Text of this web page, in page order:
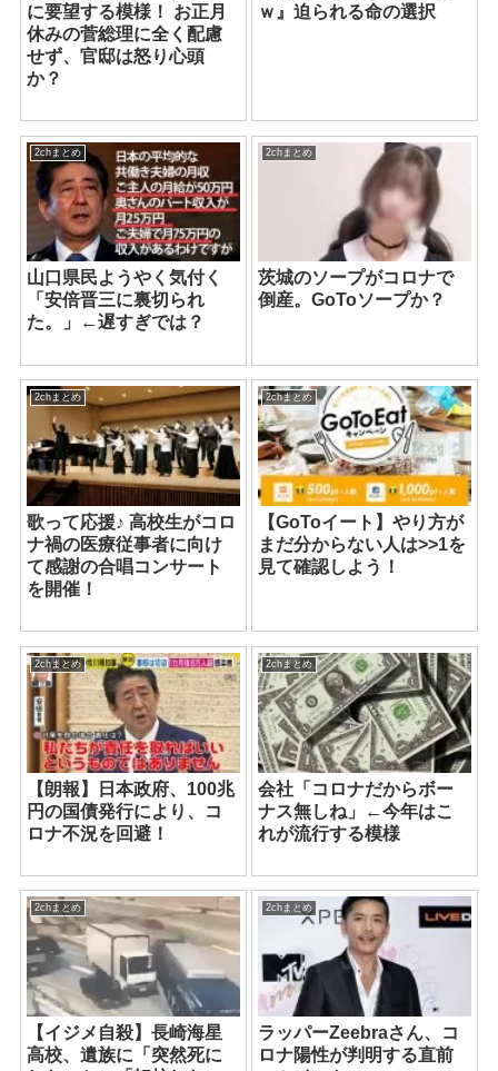
に要望する模様！ お正月
休みの菅総理に全く配慮
せず、官邸は怒り心頭
か？
ｗ』迫られる命の選択
2chまとめ
山口県民ようやく気付く
「安倍晋三に裏切られ
た。」←遅すぎでは？
2chまとめ
茨城のソープがコロナで
倒産。GoToソープか？
2chまとめ
歌って応援♪ 高校生がコロ
ナ禍の医療従事者に向け
て感謝の合唱コンサート
を開催！
2chまとめ
【GoToイート】やり方が
まだ分からない人は>>1を
見て確認しよう！
2chまとめ
【朗報】日本政府、100兆
円の国債発行により、コ
ロナ不況を回避！
2chまとめ
会社「コロナだからボー
ナス無しね」←今年はこ
れが流行する模様
2chまとめ
【イジメ自殺】長崎海星
高校、遺族に「突然死に
2chまとめ
ラッパーZeebraさん、コ
ロナ陽性が判明する直前